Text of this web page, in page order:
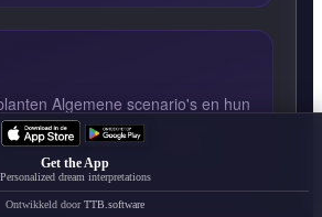
en hun
over planten
manieren voorkomen, en
...
Get the App
Personalized dream interpretations
Ontwikkeld doorTTB.software